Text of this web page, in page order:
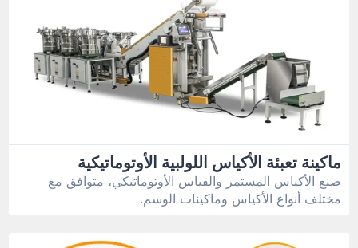
ماكينة تعبئة الأكياس اللولبية الأوتوماتيكية
صنع الأكياس المستمر والقياس الأوتوماتيكي، متوافق مع
مختلف أنواع الأكياس وماكينات الوسم.